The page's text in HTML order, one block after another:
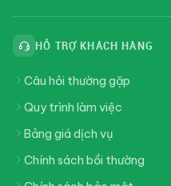
HỖ TRỢ KHÁCH HÀNG
Câu hỏi thường gặp
Quy trình làm việc
Bảng giá dịch vụ
Chính sách bồi thường